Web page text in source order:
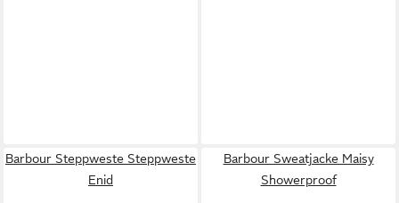
Barbour Steppweste Steppweste
Enid
Barbour Sweatjacke Maisy
Showerproof